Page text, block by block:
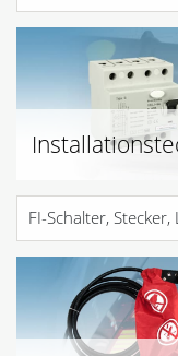
FI-Schalter,